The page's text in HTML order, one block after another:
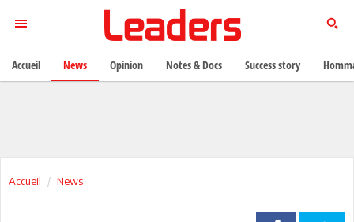
Accueil News
Accueil News Opinion Notes & Docs Success story